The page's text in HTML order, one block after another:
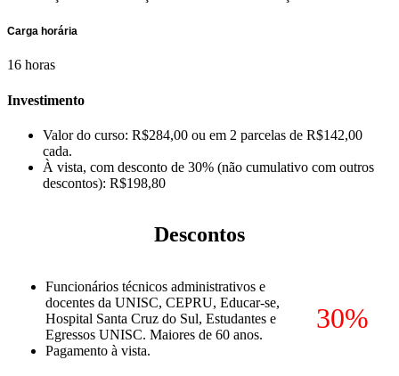
Carga horária
16 horas
Investimento
Valor do curso: R$284,00 ou em 2 parcelas de R$142,00
cada.
À vista, com desconto de 30% (não cumulativo com outros
descontos): R$198,80
Descontos
Funcionários técnicos administrativos e
docentes da UNISC, CEPRU, Educar-se,
Hospital Santa Cruz do Sul, Estudantes e
Egressos UNISC. Maiores de 60 anos.
Pagamento à vista.
30%